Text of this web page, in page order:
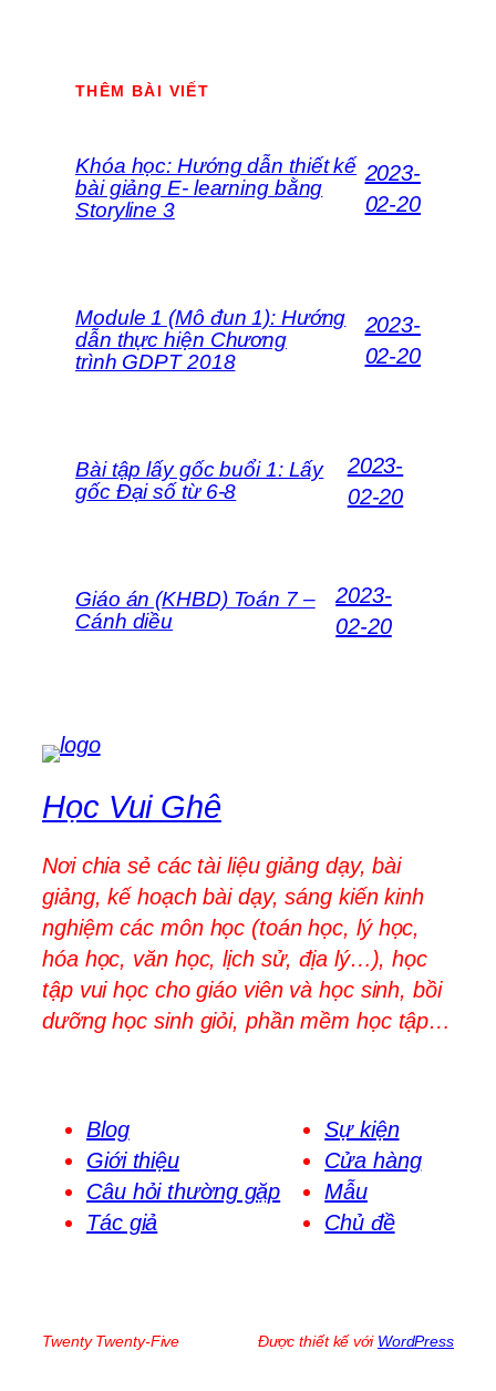
THÊM BÀI VIẾT
Khóa học: Hướng dẫn thiết kế
bài giảng E- learning bằng
Storyline 3
2023-
02-20
Module 1 (Mô đun 1): Hướng
dẫn thực hiện Chương
trình GDPT 2018
2023-
02-20
Bài tập lấy gốc buổi 1: Lấy
gốc Đại số từ 6-8
2023-
02-20
Giáo án (KHBD) Toán 7 –
Cánh diều
2023-
02-20
Học Vui Ghê
Nơi chia sẻ các tài liệu giảng dạy, bài
giảng, kế hoạch bài dạy, sáng kiến kinh
nghiệm các môn học (toán học, lý học,
hóa học, văn học, lịch sử, địa lý…), học
tập vui học cho giáo viên và học sinh, bồi
dưỡng học sinh giỏi, phần mềm học tập…
Blog
Giới thiệu
Câu hỏi thường gặp
Tác giả
Sự kiện
Cửa hàng
Mẫu
Chủ đề
Twenty Twenty-Five Được thiết kế với WordPress